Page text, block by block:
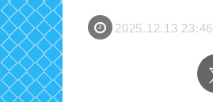
2025.12.13 23:46